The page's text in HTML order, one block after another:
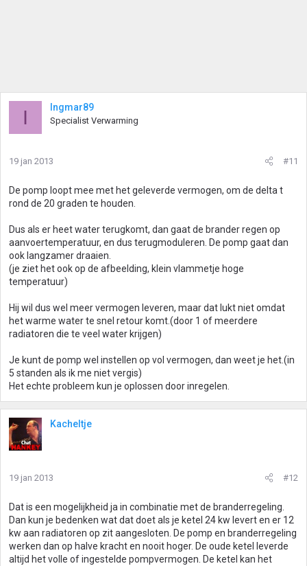
I Ingmar89
Specialist Verwarming
19 jan 2013 #11
De pomp loopt mee met het geleverde vermogen, om de delta t
rond de 20 graden te houden.
Dus als er heet water terugkomt, dan gaat de brander regen op
aanvoertemperatuur, en dus terugmoduleren. De pomp gaat dan
ook langzamer draaien.
(je ziet het ook op de afbeelding, klein vlammetje hoge
temperatuur)
Hij wil dus wel meer vermogen leveren, maar dat lukt niet omdat
het warme water te snel retour komt.(door 1 of meerdere
radiatoren die te veel water krijgen)
Je kunt de pomp wel instellen op vol vermogen, dan weet je het.(in
5 standen als ik me niet vergis)
Het echte probleem kun je oplossen door inregelen.
Kacheltje
19 jan 2013 #12
Dat is een mogelijkheid ja in combinatie met de branderregeling.
Dan kun je bedenken wat dat doet als je ketel 24 kw levert en er 12
kw aan radiatoren op zit aangesloten. De pomp en branderregeling
werken dan op halve kracht en nooit hoger. De oude ketel leverde
altijd het volle of ingestelde pompvermogen. De ketel kan het